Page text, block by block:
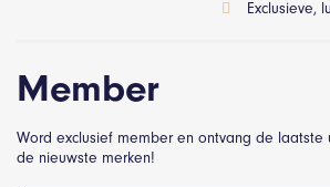
Exclusieve,
Member
Word exclusief member en ontvang de laatste
de nieuwste merken!